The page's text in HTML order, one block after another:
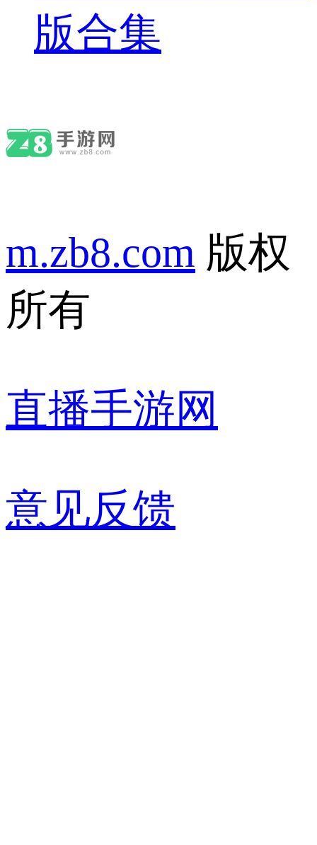
版合集
m.zb8.com 版权
所有
直播手游网
意见反馈